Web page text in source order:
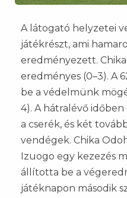
A látogató helyzetei
játékrészt, ami
eredményezett.
eredményes (0–3). A
be a védelmünk
4). A hátralévő
a cserék, és két
vendégek. Chika
Izuogo egy kezezés
állította be a
játéknapon második